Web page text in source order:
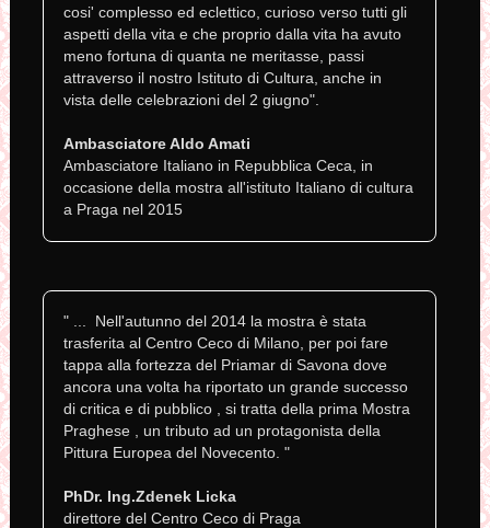
cosi' complesso ed eclettico, curioso verso tutti gli
aspetti della vita e che proprio dalla vita ha avuto
meno fortuna di quanta ne meritasse, passi
attraverso il nostro Istituto di Cultura, anche in
vista delle celebrazioni del 2 giugno".
Ambasciatore Aldo Amati
Ambasciatore Italiano in Repubblica Ceca, in
occasione della mostra all'istituto Italiano di cultura
a Praga nel 2015
" ... Nell'autunno del 2014 la mostra è stata
trasferita al Centro Ceco di Milano, per poi fare
tappa alla fortezza del Priamar di Savona dove
ancora una volta ha riportato un grande successo
di critica e di pubblico , si tratta della prima Mostra
Praghese , un tributo ad un protagonista della
Pittura Europea del Novecento. "
PhDr. Ing.Zdenek Licka
direttore del Centro Ceco di Praga